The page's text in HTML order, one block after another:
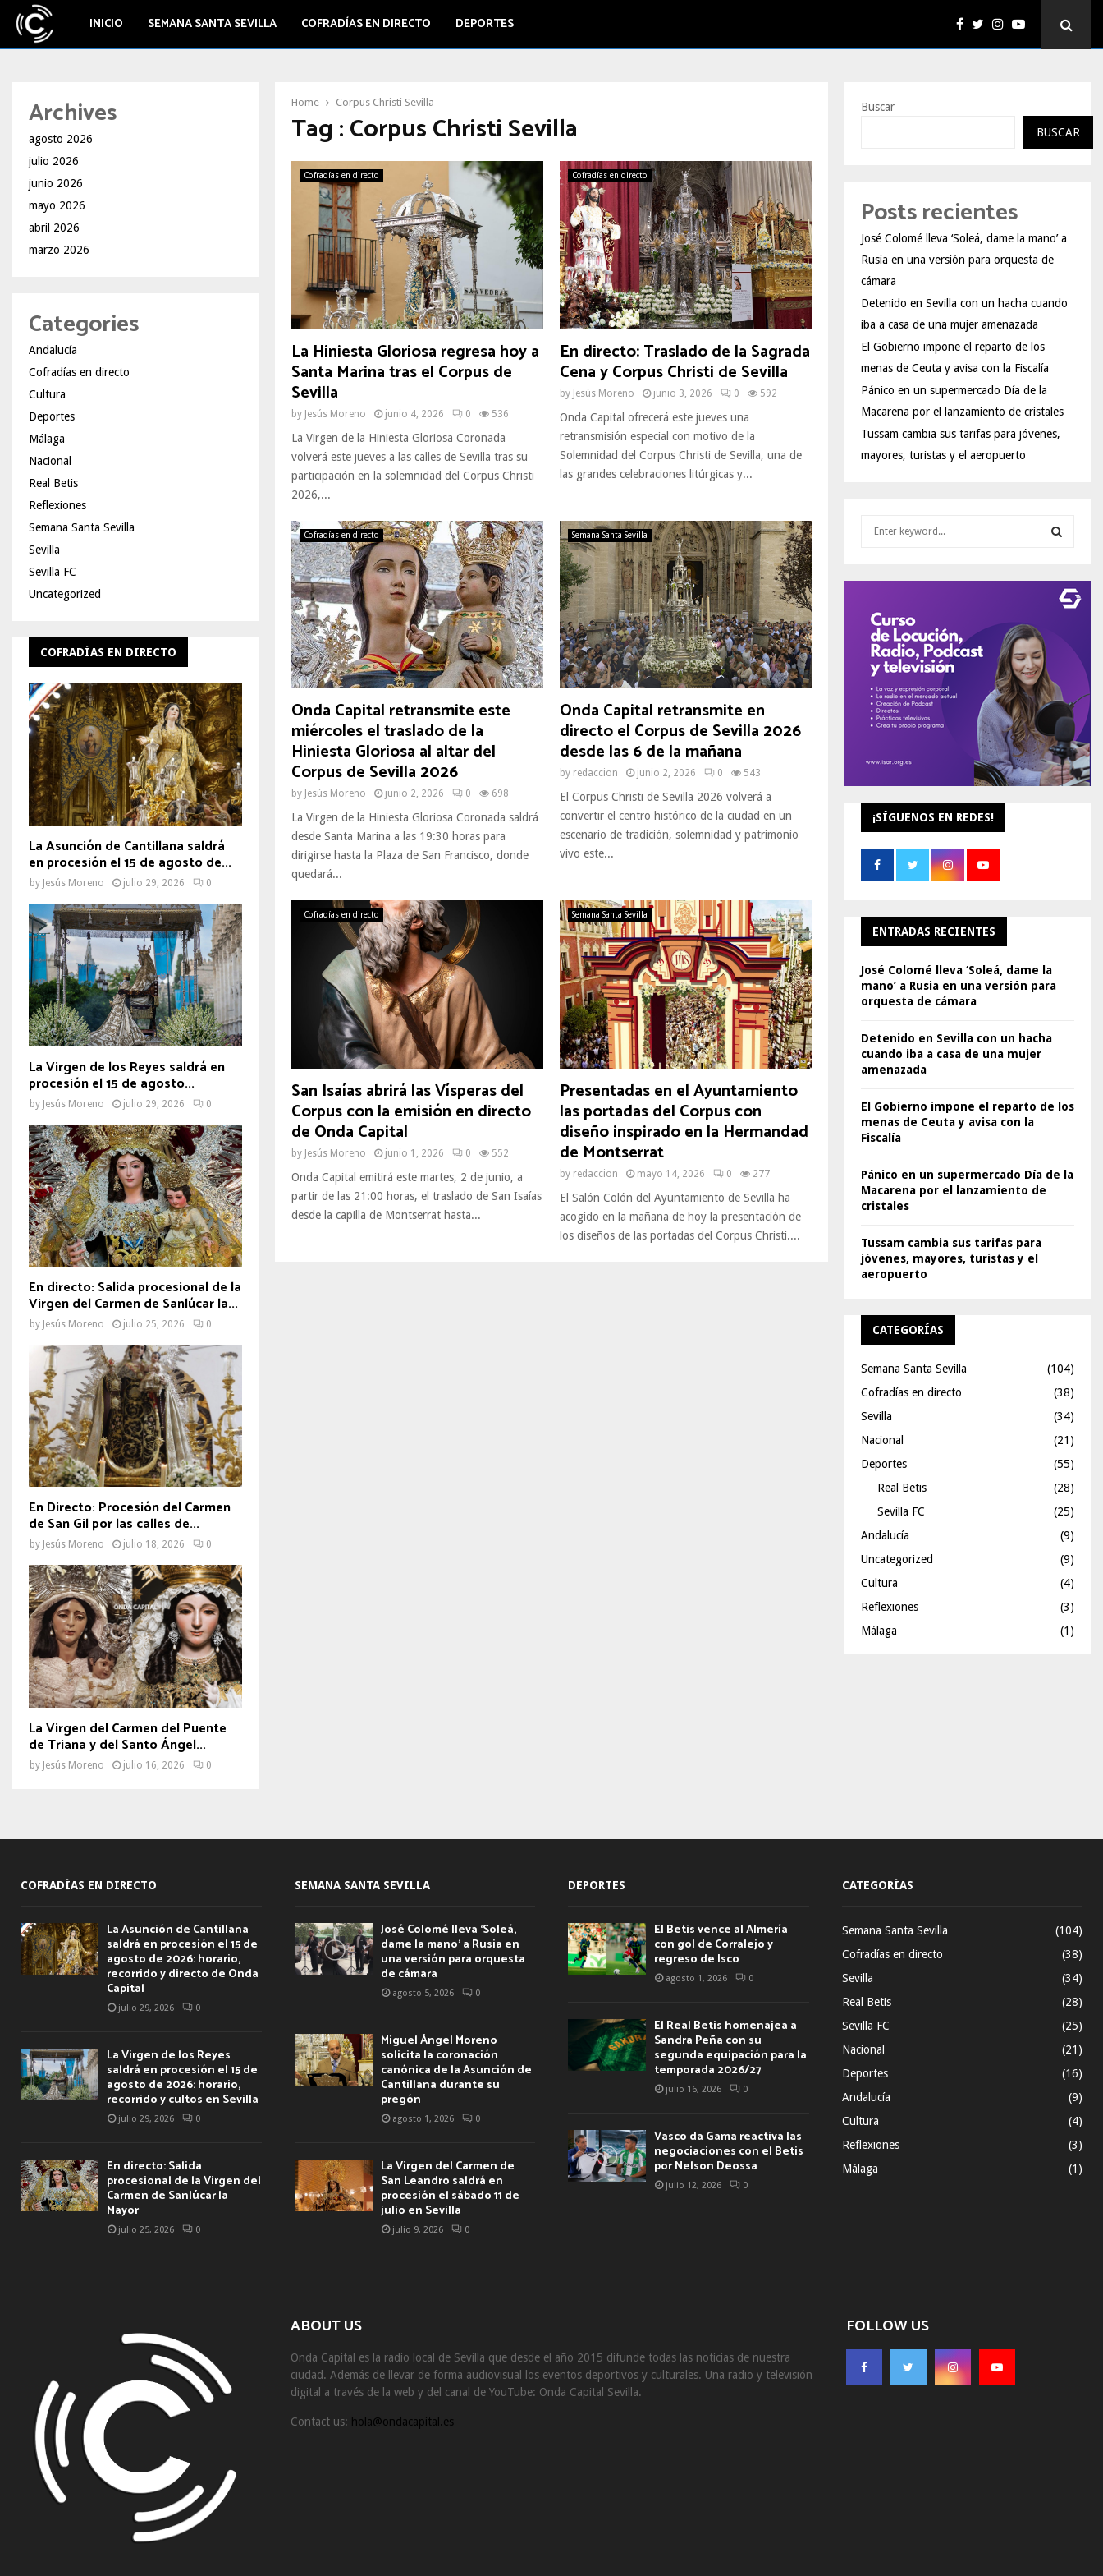
INICIO SEMANA SANTA SEVILLA COFRADÍAS EN DIRECTO DEPORTES
Home Corpus Christi Sevilla
Tag : Corpus Christi Sevilla
Cofradías en directo
La Hiniesta Gloriosa regresa hoy a
Santa Marina tras el Corpus de
Sevilla
by Jesús Moreno junio 4, 2026 0 536
La Virgen de la Hiniesta Gloriosa Coronada
volverá este jueves a las calles de Sevilla tras su
participación en la solemnidad del Corpus Christi
2026,...
Cofradías en directo
En directo: Traslado de la Sagrada
Cena y Corpus Christi de Sevilla
by Jesús Moreno junio 3, 2026 0 592
Onda Capital ofrecerá este jueves una
retransmisión especial con motivo de la
Solemnidad del Corpus Christi de Sevilla, una de
las grandes celebraciones litúrgicas y...
Cofradías en directo
Onda Capital retransmite este
miércoles el traslado de la
Hiniesta Gloriosa al altar del
Corpus de Sevilla 2026
by Jesús Moreno junio 2, 2026 0 698
La Virgen de la Hiniesta Gloriosa Coronada saldrá
desde Santa Marina a las 19:30 horas para
dirigirse hasta la Plaza de San Francisco, donde
quedará...
Semana Santa Sevilla
Onda Capital retransmite en
directo el Corpus de Sevilla 2026
desde las 6 de la mañana
by redaccion junio 2, 2026 0 543
El Corpus Christi de Sevilla 2026 volverá a
convertir el centro histórico de la ciudad en un
escenario de tradición, solemnidad y patrimonio
vivo este...
Cofradías en directo
San Isaías abrirá las Vísperas del
Corpus con la emisión en directo
de Onda Capital
by Jesús Moreno junio 1, 2026 0 552
Onda Capital emitirá este martes, 2 de junio, a
partir de las 21:00 horas, el traslado de San Isaías
desde la capilla de Montserrat hasta...
Semana Santa Sevilla
Presentadas en el Ayuntamiento
las portadas del Corpus con
diseño inspirado en la Hermandad
de Montserrat
by redaccion mayo 14, 2026 0 277
El Salón Colón del Ayuntamiento de Sevilla ha
acogido en la mañana de hoy la presentación de
los diseños de las portadas del Corpus Christi....
Archives
agosto 2026
julio 2026
junio 2026
mayo 2026
abril 2026
marzo 2026
Categories
Andalucía
Cofradías en directo
Cultura
Deportes
Málaga
Nacional
Real Betis
Reflexiones
Semana Santa Sevilla
Sevilla
Sevilla FC
Uncategorized
COFRADÍAS EN DIRECTO
La Asunción de Cantillana saldrá
en procesión el 15 de agosto de...
by Jesús Moreno julio 29, 2026 0
La Virgen de los Reyes saldrá en
procesión el 15 de agosto...
by Jesús Moreno julio 29, 2026 0
En directo: Salida procesional de la
Virgen del Carmen de Sanlúcar la...
by Jesús Moreno julio 25, 2026 0
En Directo: Procesión del Carmen
de San Gil por las calles de...
by Jesús Moreno julio 18, 2026 0
La Virgen del Carmen del Puente
de Triana y del Santo Ángel...
by Jesús Moreno julio 16, 2026 0
Buscar
BUSCAR
Posts recientes
José Colomé lleva ‘Soleá, dame la mano’ a
Rusia en una versión para orquesta de
cámara
Detenido en Sevilla con un hacha cuando
iba a casa de una mujer amenazada
El Gobierno impone el reparto de los
menas de Ceuta y avisa con la Fiscalía
Pánico en un supermercado Día de la
Macarena por el lanzamiento de cristales
Tussam cambia sus tarifas para jóvenes,
mayores, turistas y el aeropuerto
C
H
¡SÍGUENOS EN REDES!
ENTRADAS RECIENTES
José Colomé lleva ‘Soleá, dame la
mano’ a Rusia en una versión para
orquesta de cámara
Detenido en Sevilla con un hacha
cuando iba a casa de una mujer
amenazada
El Gobierno impone el reparto de los
menas de Ceuta y avisa con la
Fiscalía
Pánico en un supermercado Día de la
Macarena por el lanzamiento de
cristales
Tussam cambia sus tarifas para
jóvenes, mayores, turistas y el
aeropuerto
CATEGORÍAS
Semana Santa Sevilla
(104)
Cofradías en directo
(38)
Sevilla
(34)
Nacional
(21)
Deportes
(55)
Real Betis
(28)
Sevilla FC
(25)
Andalucía
(9)
Uncategorized
(9)
Cultura
(4)
Reflexiones
(3)
Málaga
(1)
COFRADÍAS EN DIRECTO
La Asunción de Cantillana
saldrá en procesión el 15 de
agosto de 2026: horario,
recorrido y directo de Onda
Capital
julio 29, 2026 0
La Virgen de los Reyes
saldrá en procesión el 15 de
agosto de 2026: horario,
recorrido y cultos en Sevilla
julio 29, 2026 0
En directo: Salida
procesional de la Virgen del
Carmen de Sanlúcar la
Mayor
julio 25, 2026 0
SEMANA SANTA SEVILLA
José Colomé lleva ‘Soleá,
dame la mano’ a Rusia en
una versión para orquesta
de cámara
agosto 5, 2026 0
Miguel Ángel Moreno
solicita la coronación
canónica de la Asunción de
Cantillana durante su
pregón
agosto 1, 2026 0
La Virgen del Carmen de
San Leandro saldrá en
procesión el sábado 11 de
julio en Sevilla
julio 9, 2026 0
DEPORTES
El Betis vence al Almería
con gol de Corralejo y
regreso de Isco
agosto 1, 2026 0
El Real Betis homenajea a
Sandra Peña con su
segunda equipación para la
temporada 2026/27
julio 16, 2026 0
Vasco da Gama reactiva las
negociaciones con el Betis
por Nelson Deossa
julio 12, 2026 0
CATEGORÍAS
Semana Santa Sevilla
(104)
Cofradías en directo
(38)
Sevilla
(34)
Real Betis
(28)
Sevilla FC
(25)
Nacional
(21)
Deportes
(16)
Andalucía
(9)
Cultura
(4)
Reflexiones
(3)
Málaga
(1)
ABOUT US
Onda Capital es la radio local de Sevilla que desde el año 2015 difunde todas las noticias de nuestra
ciudad. Además de llevar de forma audiovisual los eventos deportivos y culturales. Una radio y televisión
digital a través de la web y del canal de YouTube: Onda Capital Sevilla.
Contact us: hola@ondacapital.es
FOLLOW US